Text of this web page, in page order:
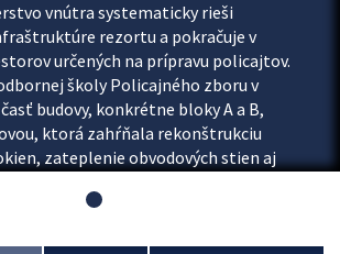
vnútra systematicky rieši
rezortu a pokračuje v
určených na prípravu policajtov.
školy Policajného zboru v
budovy, konkrétne bloky A a B,
ktorá zahŕňala rekonštrukciu
zateplenie obvodových stien aj
nové učebne a moderné